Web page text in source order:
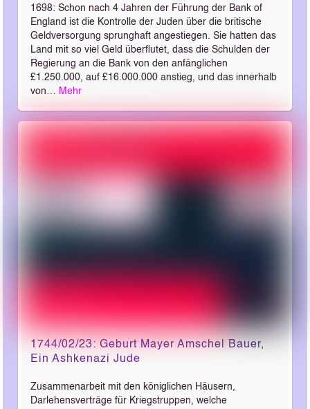
1698: Schon nach 4 Jahren der Führung der Bank of
England ist die Kontrolle der Juden über die britische
Geldversorgung sprunghaft angestiegen. Sie hatten das
Land mit so viel Geld überflutet, dass die Schulden der
Regierung an die Bank von den anfänglichen
£1.250.000, auf £16.000.000 anstieg, und das innerhalb
von… Mehr
1744/02/23: Geburt Mayer Amschel Bauer,
Ein Ashkenazi Jude
Zusammenarbeit mit den königlichen Häusern,
Darlehensverträge für Kriegstruppen, welche